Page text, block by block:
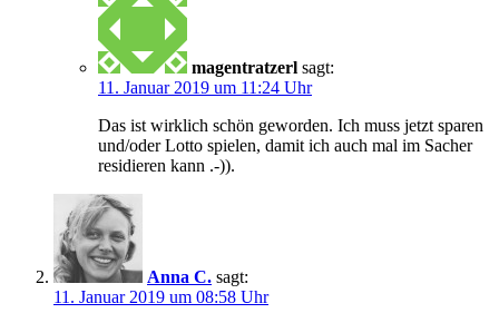
magentratzerl sagt:
11. Januar 2019 um 11:24 Uhr
Das ist wirklich schön geworden. Ich muss jetzt sparen
und/oder Lotto spielen, damit ich auch mal im Sacher
residieren kann .-)).
Anna C. sagt:
11. Januar 2019 um 08:58 Uhr